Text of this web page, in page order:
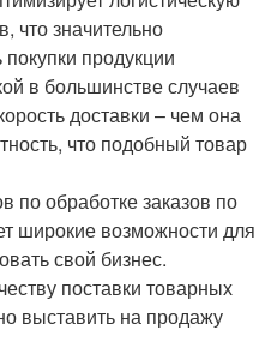
что значительно
продукции
в большинстве случаев
доставки – чем она
что подобный товар
по обработке заказов по
широкие возможности для
свой бизнес.
поставки товарных
выставить на продажу